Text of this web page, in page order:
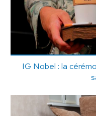
IG Nobel : la